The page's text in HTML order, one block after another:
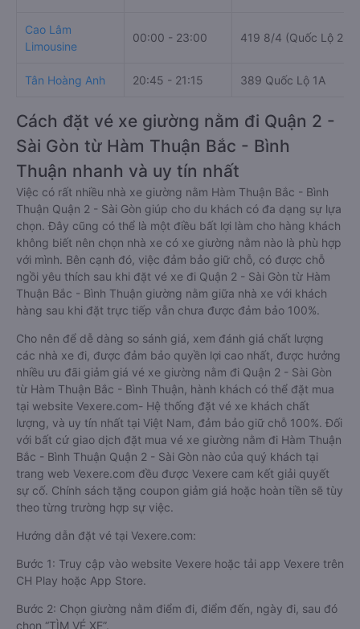
Cao Lâm
Limousine
00:00 - 23:00 419 8/4 (Quốc Lộ 28)
Tân Hoàng Anh 20:45 - 21:15 389 Quốc Lộ 1A
Cách đặt vé xe giường nằm đi Quận 2 -
Sài Gòn từ Hàm Thuận Bắc - Bình
Thuận nhanh và uy tín nhất
Việc có rất nhiều nhà xe giường nằm Hàm Thuận Bắc - Bình
Thuận Quận 2 - Sài Gòn giúp cho du khách có đa dạng sự lựa
chọn. Đây cũng có thể là một điều bất lợi làm cho hàng khách
không biết nên chọn nhà xe có xe giường nằm nào là phù hợp
với mình. Bên cạnh đó, việc đảm bảo giữ chỗ, có được chỗ
ngồi yêu thích sau khi đặt vé xe đi Quận 2 - Sài Gòn từ Hàm
Thuận Bắc - Bình Thuận giường nằm giữa nhà xe với khách
hàng sau khi đặt trực tiếp vẫn chưa được đảm bảo 100%.
Cho nên để dễ dàng so sánh giá, xem đánh giá chất lượng
các nhà xe đi, được đảm bảo quyền lợi cao nhất, được hưởng
nhiều ưu đãi giảm giá vé xe giường nằm đi Quận 2 - Sài Gòn
từ Hàm Thuận Bắc - Bình Thuận, hành khách có thể đặt mua
tại website Vexere.com- Hệ thống đặt vé xe khách chất
lượng, và uy tín nhất tại Việt Nam, đảm bảo giữ chỗ 100%. Đối
với bất cứ giao dịch đặt mua vé xe giường nằm đi Hàm Thuận
Bắc - Bình Thuận Quận 2 - Sài Gòn nào của quý khách tại
trang web Vexere.com đều được Vexere cam kết giải quyết
sự cố. Chính sách tặng coupon giảm giá hoặc hoàn tiền sẽ tùy
theo từng trường hợp sự việc.
Hướng dẫn đặt vé tại Vexere.com:
Bước 1: Truy cập vào website Vexere hoặc tải app Vexere trên
CH Play hoặc App Store.
Bước 2: Chọn giường nằm điểm đi, điểm đến, ngày đi, sau đó
chọn “TÌM VÉ XE”.